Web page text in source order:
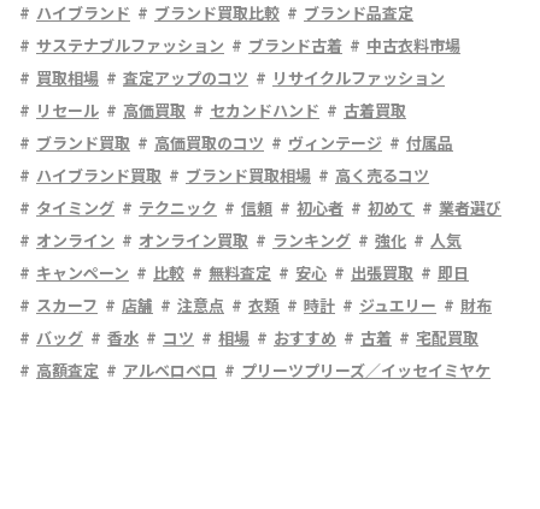
ハイブランド
ブランド買取比較
ブランド品査定
サステナブルファッション
ブランド古着
中古衣料市場
買取相場
査定アップのコツ
リサイクルファッション
リセール
高価買取 セカンドハンド
古着買取
ブランド買取
高価買取のコツ ヴィンテージ
付属品
ハイブランド買取
ブランド買取相場
高く売るコツ
タイミング
テクニック 信頼 初心者 初めて
業者選び
オンライン
オンライン買取 ランキング 強化
人気
キャンペーン
比較 無料査定 安心 出張買取
即日
スカーフ
店舗 注意点 衣類 時計 ジュエリー
財布
バッグ
香水 コツ 相場 おすすめ 古着
宅配買取
高額査定
アルベロベロ プリーツプリーズ／イッセイミヤケ